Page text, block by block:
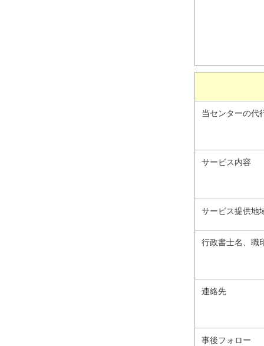
当センターの代
サービス内容
サービス提供地
行政書士名、職
連絡先
事後フォロー